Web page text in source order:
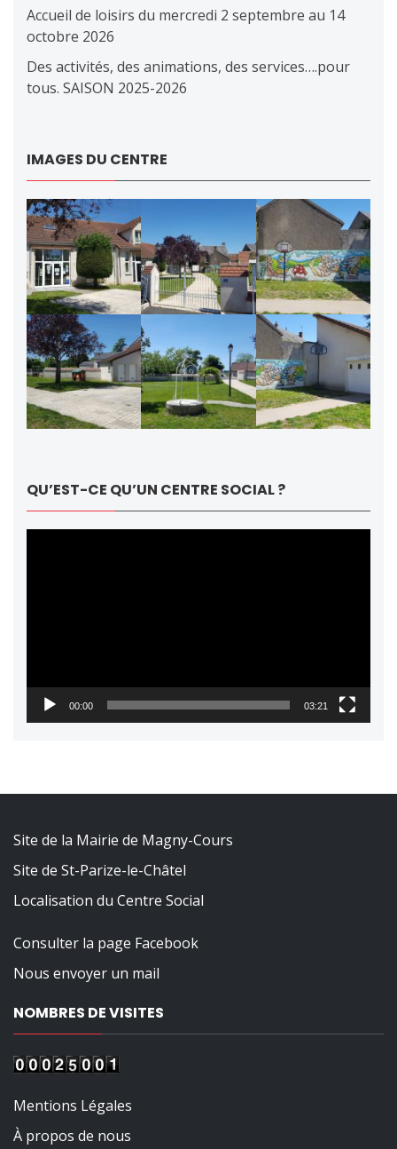
Accueil de loisirs du mercredi 2 septembre au 14
octobre 2026
Des activités, des animations, des services….pour
tous. SAISON 2025-2026
IMAGES DU CENTRE
QU’EST-CE QU’UN CENTRE SOCIAL ?
00:00 03:21
Site de la Mairie de Magny-Cours
Site de St-Parize-le-Châtel
Localisation du Centre Social
Consulter la page Facebook
Nous envoyer un mail
NOMBRES DE VISITES
Mentions Légales
À propos de nous